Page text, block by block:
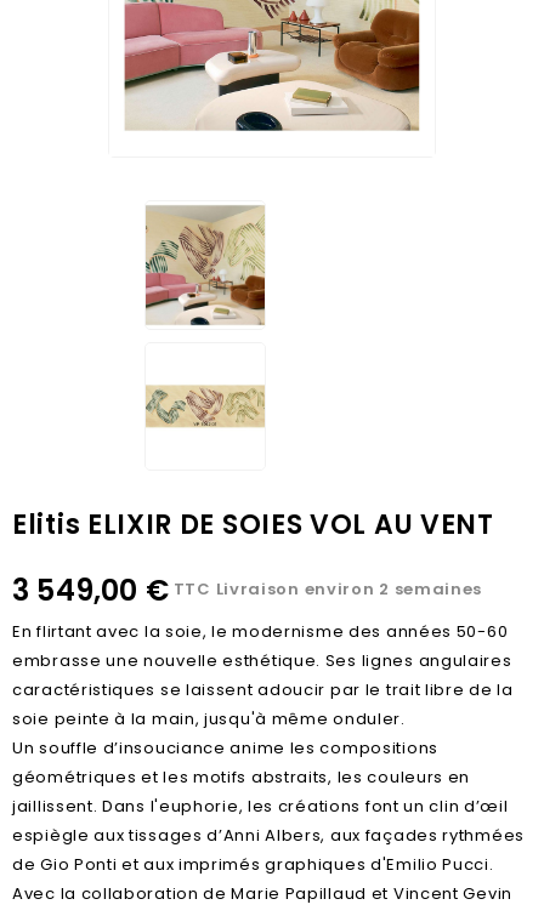
Elitis ELIXIR DE SOIES VOL AU VENT
3 549,00 € TTC Livraison environ 2 semaines
En flirtant avec la soie, le modernisme des années 50-60
embrasse une nouvelle esthétique. Ses lignes angulaires
caractéristiques se laissent adoucir par le trait libre de la
soie peinte à la main, jusqu'à même onduler.
Un souffle d’insouciance anime les compositions
géométriques et les motifs abstraits, les couleurs en
jaillissent. Dans l'euphorie, les créations font un clin d’œil
espiègle aux tissages d’Anni Albers, aux façades rythmées
de Gio Ponti et aux imprimés graphiques d'Emilio Pucci.
Avec la collaboration de Marie Papillaud et Vincent Gevin